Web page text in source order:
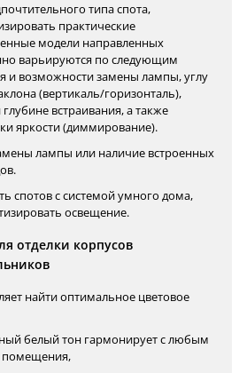
типа спота,
практические
модели направленных
варьируются по следующим
и возможности замены лампы, углу
(вертикаль/горизонталь),
встраивания, а также
яркости (диммирование).
лампы или наличие встроенных
спотов с системой умного дома,
освещение.
отделки корпусов
найти оптимальное цветовое
белый тон гармонирует с любым